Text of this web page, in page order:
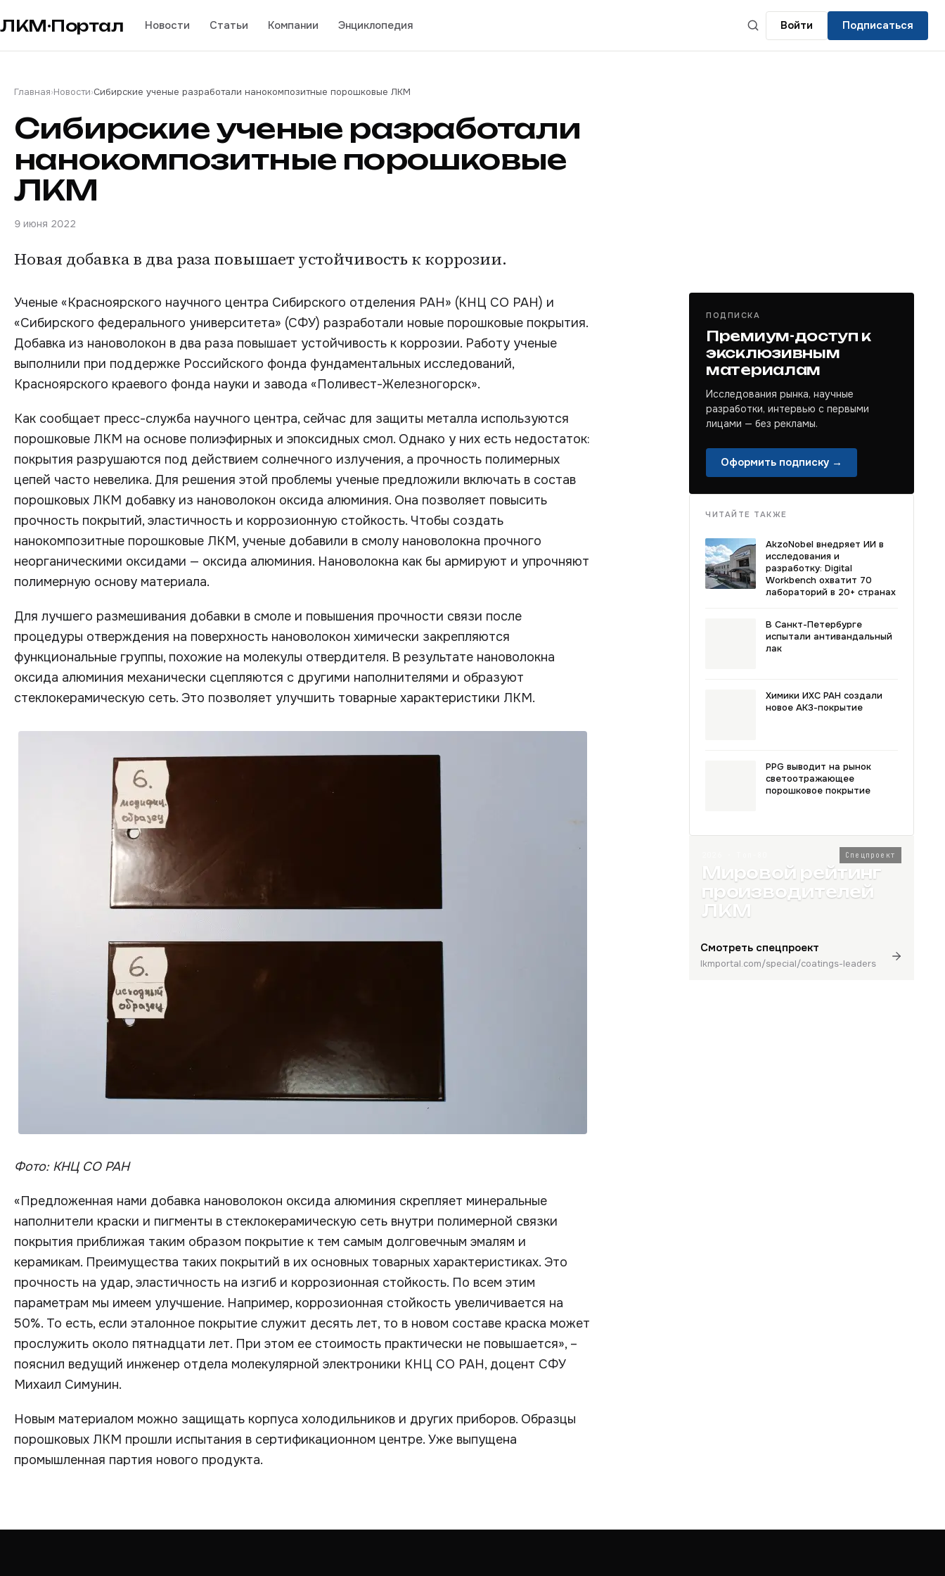
ЛКМ·Портал Новости Статьи Компании Энциклопедия Войти Подписаться
Главная›Новости›Сибирские ученые разработали нанокомпозитные порошковые ЛКМ
Сибирские ученые разработали
нанокомпозитные порошковые
ЛКМ
9 июня 2022
Новая добавка в два раза повышает устойчивость к коррозии.
Ученые «Красноярского научного центра Сибирского отделения РАН» (КНЦ СО РАН) и
«Сибирского федерального университета» (СФУ) разработали новые порошковые покрытия.
Добавка из нановолокон в два раза повышает устойчивость к коррозии. Работу ученые
выполнили при поддержке Российского фонда фундаментальных исследований,
Красноярского краевого фонда науки и завода «Поливест-Железногорск».
Как сообщает пресс-служба научного центра, сейчас для защиты металла используются
порошковые ЛКМ на основе полиэфирных и эпоксидных смол. Однако у них есть недостаток:
покрытия разрушаются под действием солнечного излучения, а прочность полимерных
цепей часто невелика. Для решения этой проблемы ученые предложили включать в состав
порошковых ЛКМ добавку из нановолокон оксида алюминия. Она позволяет повысить
прочность покрытий, эластичность и коррозионную стойкость. Чтобы создать
нанокомпозитные порошковые ЛКМ, ученые добавили в смолу нановолокна прочного
неорганическими оксидами — оксида алюминия. Нановолокна как бы армируют и упрочняют
полимерную основу материала.
Для лучшего размешивания добавки в смоле и повышения прочности связи после
процедуры отверждения на поверхность нановолокон химически закрепляются
функциональные группы, похожие на молекулы отвердителя. В результате нановолокна
оксида алюминия механически сцепляются с другими наполнителями и образуют
стеклокерамическую сеть. Это позволяет улучшить товарные характеристики ЛКМ.
Фото: КНЦ СО РАН
«Предложенная нами добавка нановолокон оксида алюминия скрепляет минеральные
наполнители краски и пигменты в стеклокерамическую сеть внутри полимерной связки
покрытия приближая таким образом покрытие к тем самым долговечным эмалям и
керамикам. Преимущества таких покрытий в их основных товарных характеристиках. Это
прочность на удар, эластичность на изгиб и коррозионная стойкость. По всем этим
параметрам мы имеем улучшение. Например, коррозионная стойкость увеличивается на
50%. То есть, если эталонное покрытие служит десять лет, то в новом составе краска может
прослужить около пятнадцати лет. При этом ее стоимость практически не повышается», –
пояснил ведущий инженер отдела молекулярной электроники КНЦ СО РАН, доцент СФУ
Михаил Симунин.
Новым материалом можно защищать корпуса холодильников и других приборов. Образцы
порошковых ЛКМ прошли испытания в сертификационном центре. Уже выпущена
промышленная партия нового продукта.
ПОДПИСКА
Премиум-доступ к
эксклюзивным
материалам
Исследования рынка, научные
разработки, интервью с первыми
лицами — без рекламы.
Оформить подписку →
ЧИТАЙТЕ ТАКЖЕ
AkzoNobel внедряет ИИ в
исследования и
разработку: Digital
Workbench охватит 70
лабораторий в 20+ странах
В Санкт-Петербурге
испытали антивандальный
лак
Химики ИХС РАН создали
новое АКЗ-покрытие
PPG выводит на рынок
светоотражающее
порошковое покрытие
Спецпроект
Мировой рейтинг
производителей
ЛКМ
Смотреть спецпроект
lkmportal.com/special/coatings-leaders